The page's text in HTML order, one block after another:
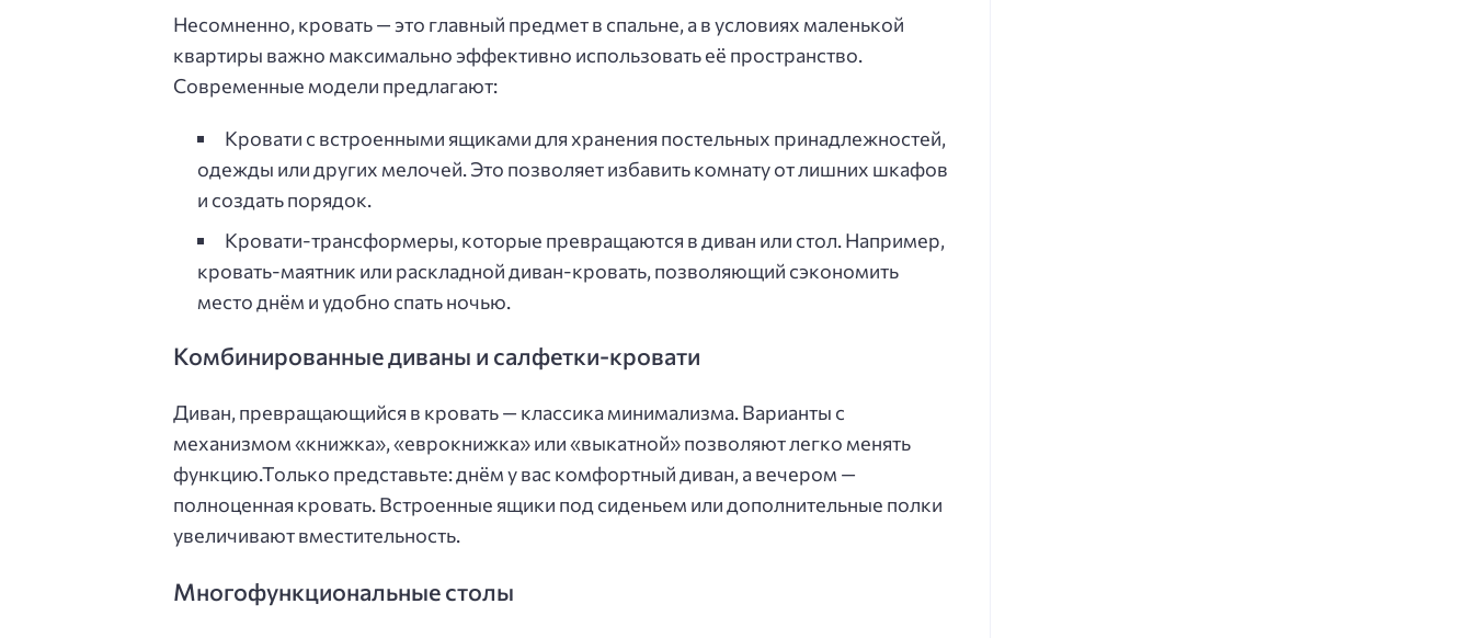
Несомненно, кровать — это главный предмет в спальне, а в условиях маленькой
квартиры важно максимально эффективно использовать её пространство.
Современные модели предлагают:
Кровати с встроенными ящиками для хранения постельных принадлежностей,
одежды или других мелочей. Это позволяет избавить комнату от лишних шкафов
и создать порядок.
Кровати-трансформеры, которые превращаются в диван или стол. Например,
кровать-маятник или раскладной диван-кровать, позволяющий сэкономить
место днём и удобно спать ночью.
Комбинированные диваны и салфетки-кровати
Диван, превращающийся в кровать — классика минимализма. Варианты с
механизмом «книжка», «еврокнижка» или «выкатной» позволяют легко менять
функцию.Только представьте: днём у вас комфортный диван, а вечером —
полноценная кровать. Встроенные ящики под сиденьем или дополнительные полки
увеличивают вместительность.
Многофункциональные столы